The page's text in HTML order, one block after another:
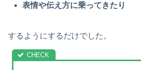
表情や伝え方に乗ってきたり
するようにするだけでした。